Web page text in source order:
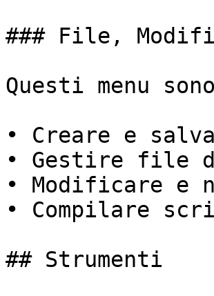
### File,
Questi menu
• Creare e
• Gestire file
• Modificare e
• Compilare
## Strumenti